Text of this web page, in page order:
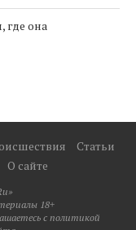
она
Статьи
О сайте
18+
с политикой